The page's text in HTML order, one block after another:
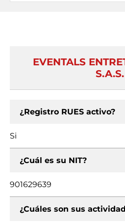
EVENTALS
S.A.S.
¿Registro RUES activo?
Si
¿Cuál es su NIT?
901629639
¿Cuáles son sus